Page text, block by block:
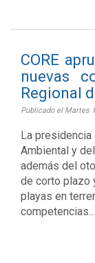
CORE
nuevas
Regional
Publicado el Martes
La presidencia
Ambiental y
además del
de corto plazo
playas en
competencias...